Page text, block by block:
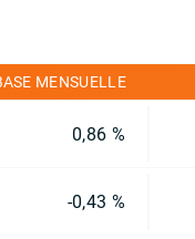
MENSUELLE
0,86 %
-0,43 %